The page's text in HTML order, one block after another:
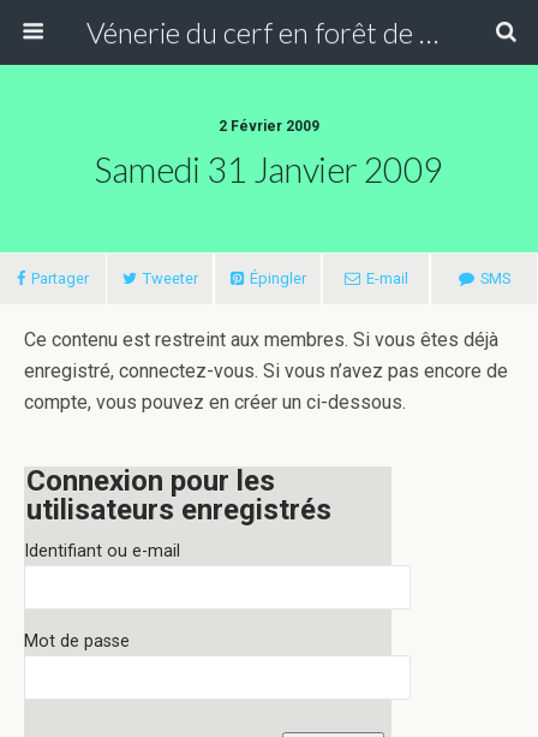
Vénerie du cerf en forêt de Compiègne
2 Février 2009
Samedi 31 Janvier 2009
Partager Tweeter Épingler E-mail SMS
Ce contenu est restreint aux membres. Si vous êtes déjà
enregistré, connectez-vous. Si vous n’avez pas encore de
compte, vous pouvez en créer un ci-dessous.
Connexion pour les
utilisateurs enregistrés
Identifiant ou e-mail
Mot de passe